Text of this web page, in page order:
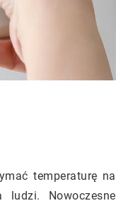
temperaturę na
Nowoczesne